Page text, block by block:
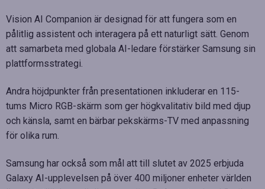
Vision AI Companion är designad för att fungera som en
pålitlig assistent och interagera på ett naturligt sätt. Genom
att samarbeta med globala AI-ledare förstärker Samsung sin
plattformsstrategi.
Andra höjdpunkter från presentationen inkluderar en 115-
tums Micro RGB-skärm som ger högkvalitativ bild med djup
och känsla, samt en bärbar pekskärms-TV med anpassning
för olika rum.
Samsung har också som mål att till slutet av 2025 erbjuda
Galaxy AI-upplevelsen på över 400 miljoner enheter världen